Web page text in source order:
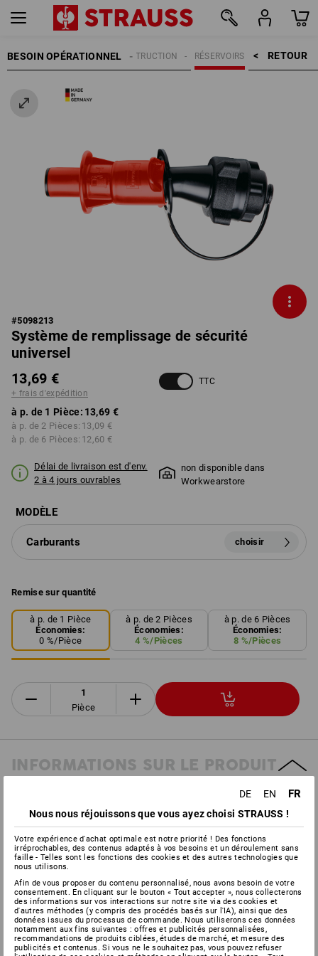
BESOIN OPÉRATIONNEL RETOUR    >
RÉSERVOIRS
ACCESSOIRES DE CONSTRUCTION
#5098213
Système de remplissage de sécurité
universel
13,69 €
+ frais d'expédition
TTC
à p. de 1 Pièce: 13,69 €
à p. de 2 Pièces: 13,09 €
à p. de 6 Pièces: 12,60 €
Délai de livraison est d'env.
2 à 4 jours ouvrables
non disponible dans
Workwearstore
MODÈLE
Carburants choisir
Remise sur quantité
à p. de 1 Pièce
Économies:
0 %/Pièce
à p. de 2 Pièces
Économies:
4 %/Pièces
à p. de 6 Pièces
Économies:
8 %/Pièces
Pièce
INFORMATIONS SUR LE PRODUIT
Ne s'ouvre que dans le réservoir
Se ferme automatiquement lorsque le réservoir est plein
Évite efficacement les débordements ou renversements
intempestifs
Système de remplissage de sécurité pour carburants
DE EN FR
Nous nous réjouissons que vous ayez choisi STRAUSS !
Votre expérience d'achat optimale est notre priorité ! Des fonctions
irréprochables, des contenus adaptés à vos besoins et un déroulement sans
faille - Telles sont les fonctions des cookies et des autres technologies que
nous utilisons.
Afin de vous proposer du contenu personnalisé, nous avons besoin de votre
consentement. En cliquant sur le bouton « Tout accepter », nous collecterons
des informations sur vos interactions sur notre site via des cookies et
d'autres méthodes (y compris des procédés basés sur l'IA), ainsi que des
données issues du processus de commande. Nous utiliserons ces données
notamment aux fins suivantes : offres et publicités personnalisées,
recommandations de produits ciblées, études de marché, et mesure des
publicités et contenus. Si vous ne le souhaitez pas, vous pouvez refuser